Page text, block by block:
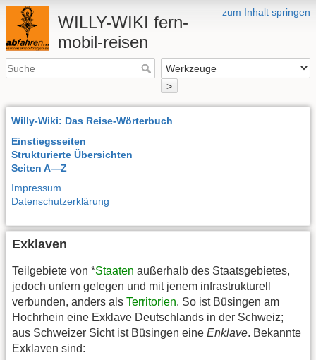
zum Inhalt springen
WILLY-WIKI fern-
mobil-reisen
>
Willy-Wiki: Das Reise-Wörterbuch
Einstiegsseiten
Strukturierte Übersichten
Seiten A—Z
Impressum
Datenschutzerklärung
Exklaven
Teilgebiete von *Staaten außerhalb des Staatsgebietes,
jedoch unfern gelegen und mit jenem infrastrukturell
verbunden, anders als Territorien. So ist Büsingen am
Hochrhein eine Exklave Deutschlands in der Schweiz;
aus Schweizer Sicht ist Büsingen eine Enklave. Bekannte
Exklaven sind: